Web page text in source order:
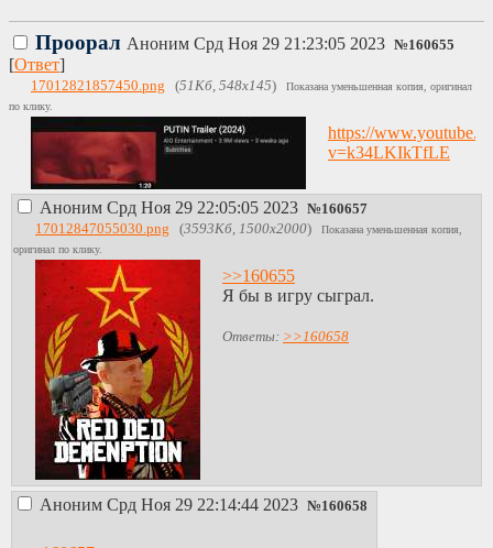
Проорал Аноним Срд Ноя 29 21:23:05 2023 №160655
[Ответ]
17012821857450.png (51Кб, 548x145)
Показана уменьшенная копия, оригинал
по клику.
https://
v=k34LKIkTfLE
Аноним Срд Ноя 29 22:05:05 2023 №160657
17012847055030.png (3593Кб, 1500x2000)
Показана уменьшенная копия,
оригинал по клику.
>>160655
Я бы в игру сыграл.
Ответы: >>160658
Аноним Срд Ноя 29 22:14:44 2023 №160658